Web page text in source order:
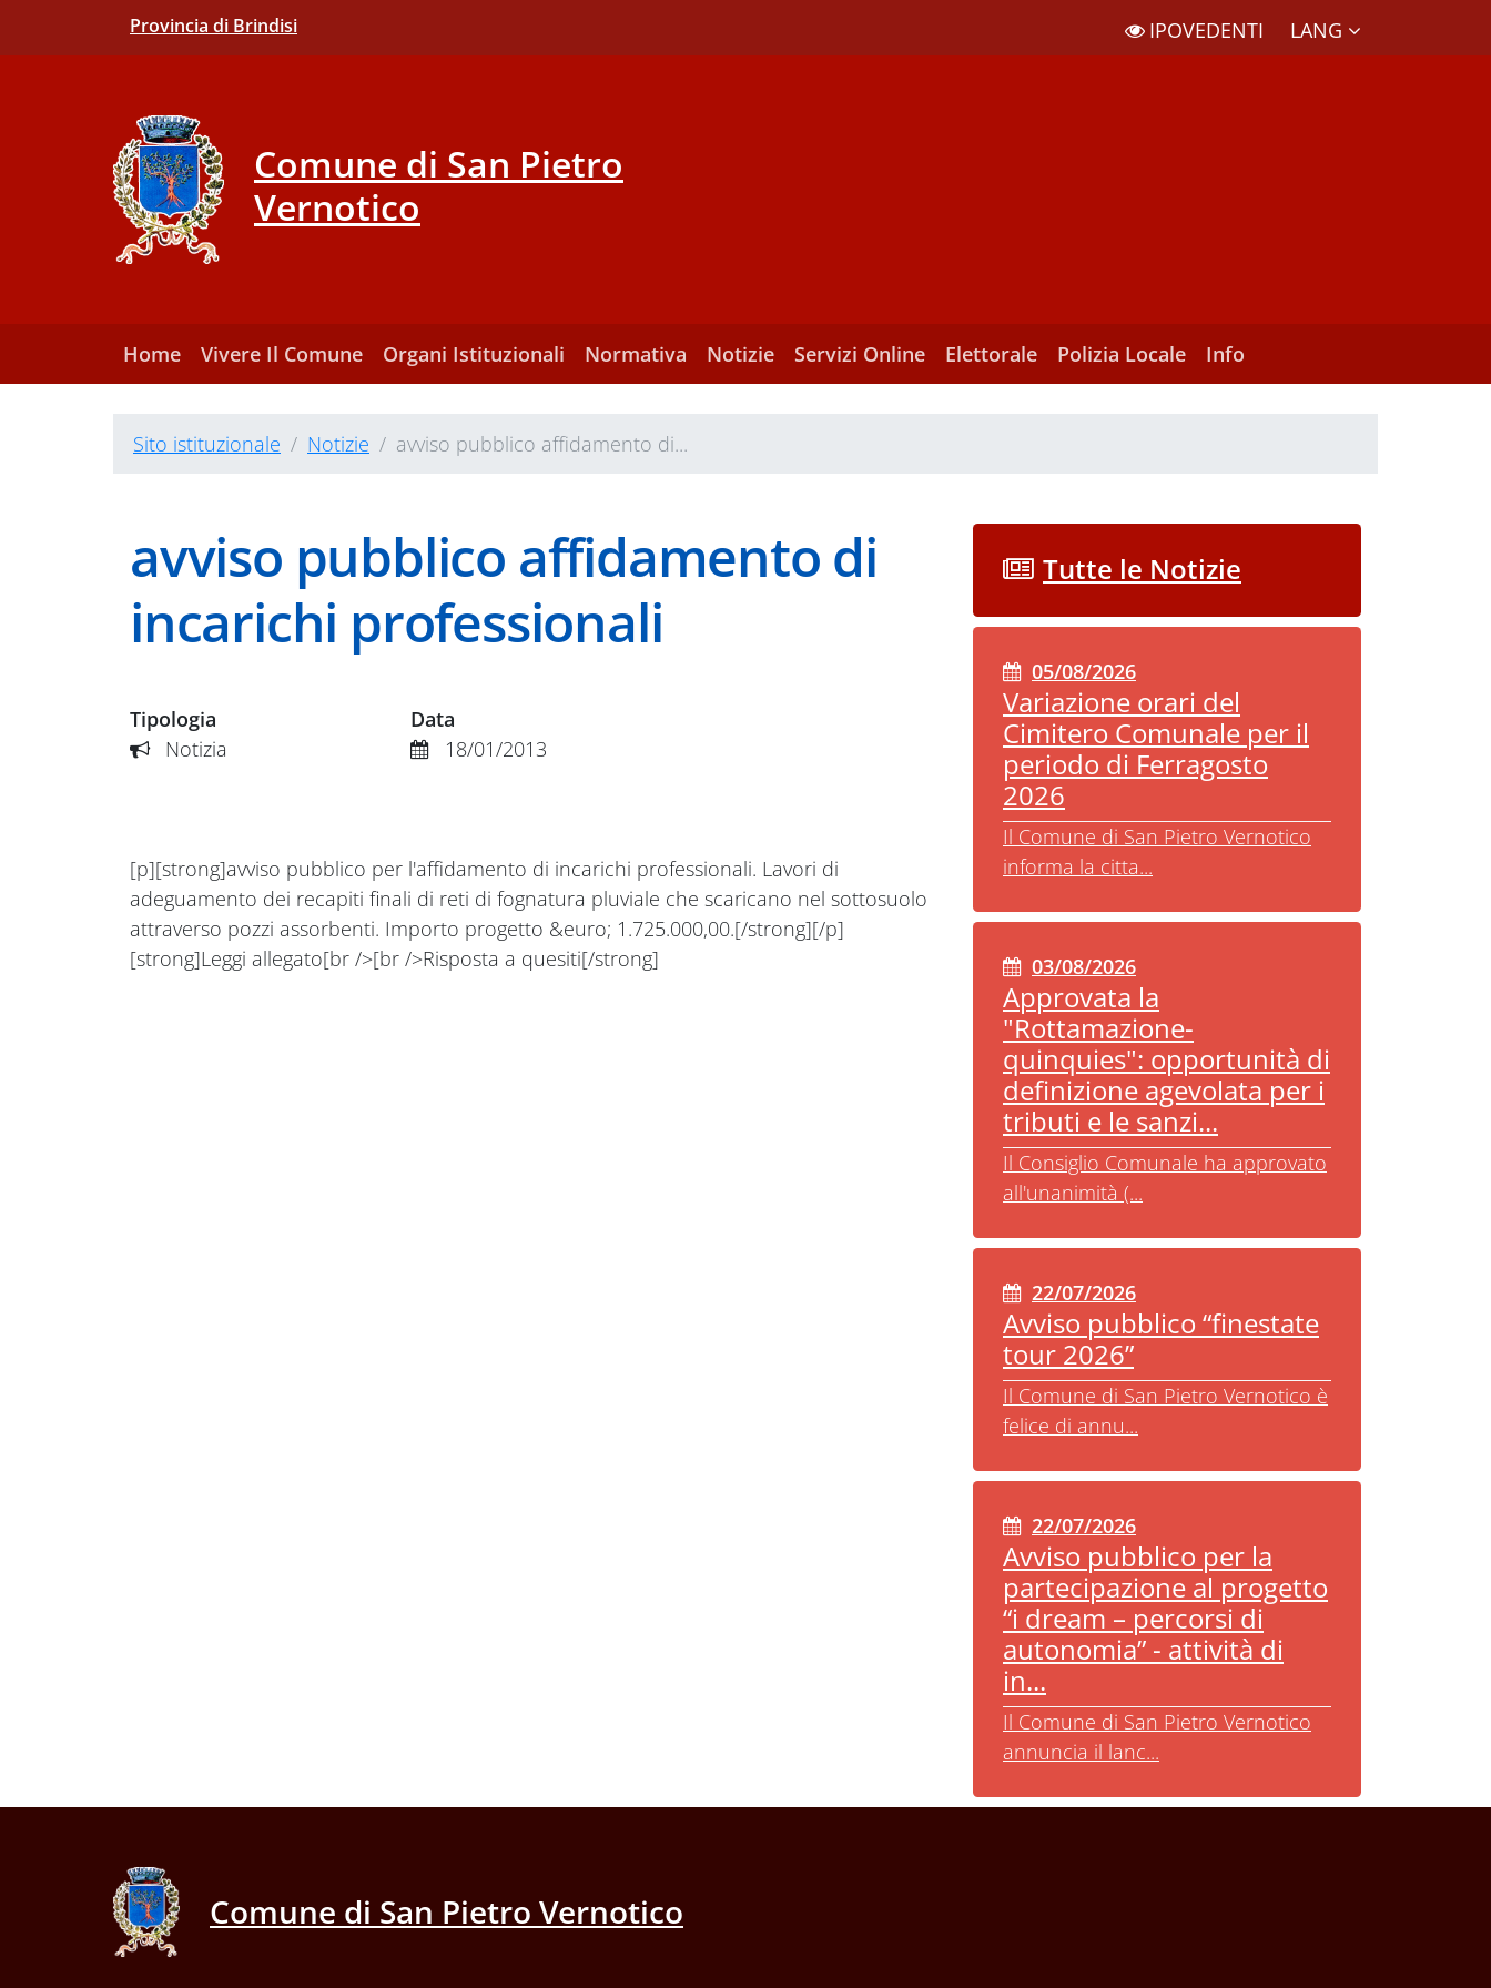
Provincia di Brindisi IPOVEDENTI LANG
Comune di San Pietro
Vernotico
Home Vivere Il Comune Organi Istituzionali Normativa Notizie Servizi Online Elettorale Polizia Locale Info
Sito istituzionale Notizie avviso pubblico affidamento di...
avviso pubblico affidamento di
incarichi professionali
Tipologia
Notizia
Data
18/01/2013
[p][strong]avviso pubblico per l'affidamento di incarichi professionali. Lavori di
adeguamento dei recapiti finali di reti di fognatura pluviale che scaricano nel sottosuolo
attraverso pozzi assorbenti. Importo progetto &euro; 1.725.000,00.[/strong][/p]
[strong]Leggi allegato[br />[br />Risposta a quesiti[/strong]
Tutte le Notizie
05/08/2026
Variazione orari del
Cimitero Comunale per il
periodo di Ferragosto
2026
Il Comune di San Pietro Vernotico
informa la citta...
03/08/2026
Approvata la
"Rottamazione-
quinquies": opportunità di
definizione agevolata per i
tributi e le sanzi...
Il Consiglio Comunale ha approvato
all'unanimità (...
22/07/2026
Avviso pubblico “finestate
tour 2026”
Il Comune di San Pietro Vernotico è
felice di annu...
22/07/2026
Avviso pubblico per la
partecipazione al progetto
“i dream – percorsi di
autonomia” - attività di
in...
Il Comune di San Pietro Vernotico
annuncia il lanc...
Comune di San Pietro Vernotico